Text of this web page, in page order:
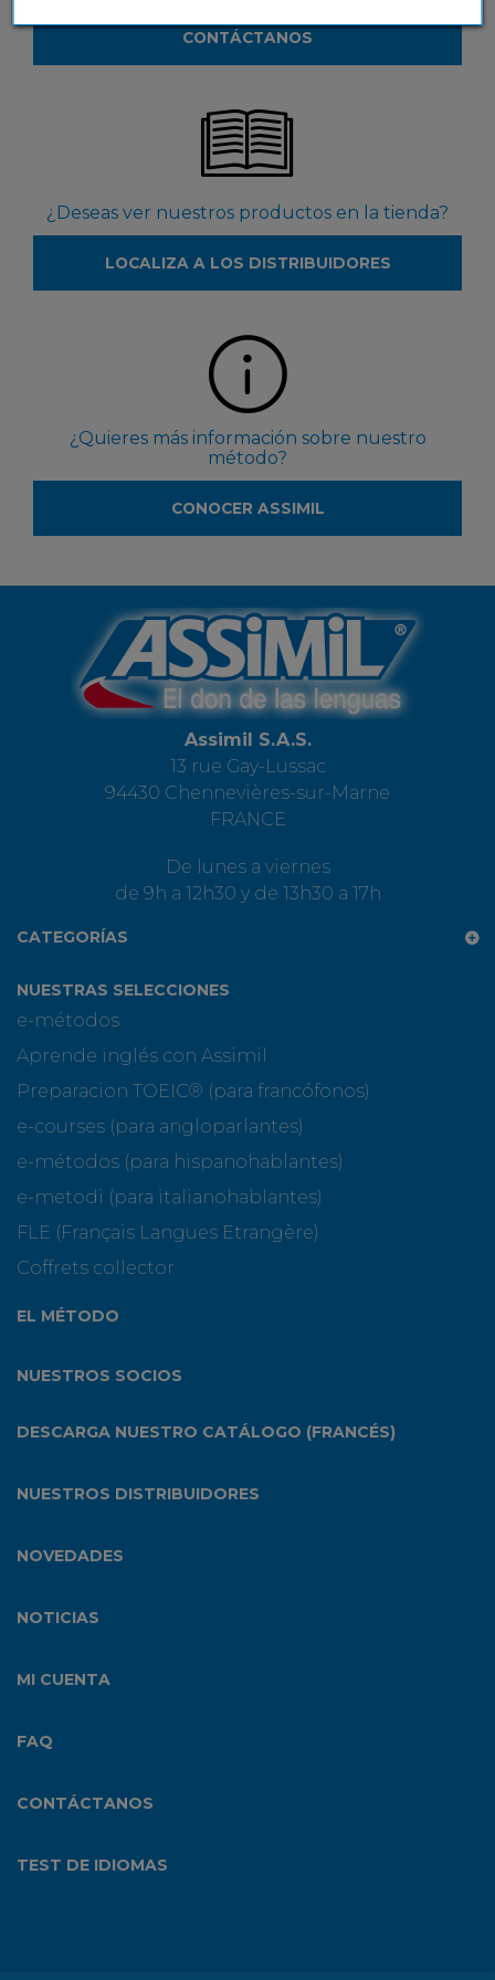
CONTÁCTANOS
¿Deseas ver nuestros productos en la tienda?
LOCALIZA A LOS DISTRIBUIDORES
¿Quieres más información sobre nuestro
método?
CONOCER ASSIMIL
Assimil S.A.S.
13 rue Gay-Lussac
94430 Chennevières-sur-Marne
FRANCE
De lunes a viernes
de 9h a 12h30 y de 13h30 a 17h
CATEGORÍAS
NUESTRAS SELECCIONES
e-métodos
Aprende inglés con Assimil
Preparacion TOEIC® (para francófonos)
e-courses (para angloparlantes)
e-métodos (para hispanohablantes)
e-metodi (para italianohablantes)
FLE (Français Langues Etrangère)
Coffrets collector
EL MÉTODO
NUESTROS SOCIOS
DESCARGA NUESTRO CATÁLOGO (FRANCÉS)
NUESTROS DISTRIBUIDORES
NOVEDADES
NOTICIAS
MI CUENTA
FAQ
CONTÁCTANOS
TEST DE IDIOMAS